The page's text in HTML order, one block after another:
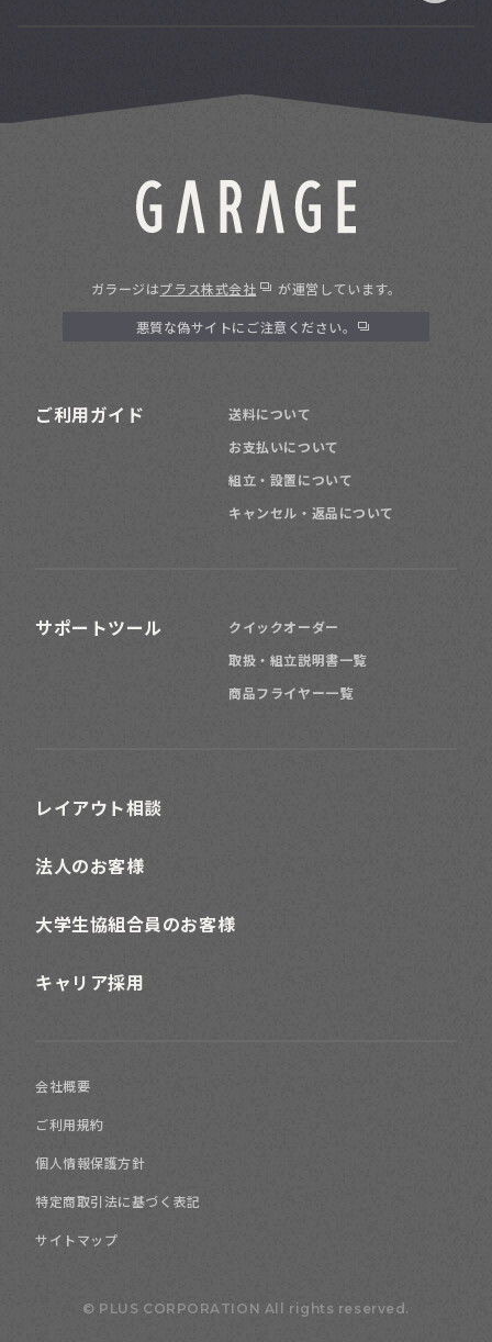
ガラージはプラス株式会社 が運営しています。
悪質な偽サイトにご注意ください。
ご利用ガイド
送料について
お支払いについて
組立・設置について
キャンセル・返品について
サポートツール
クイックオーダー
取扱・組立説明書一覧
商品フライヤー一覧
レイアウト相談
法人のお客様
大学生協組合員のお客様
キャリア採用
会社概要
ご利用規約
個人情報保護方針
特定商取引法に基づく表記
サイトマップ
© PLUS CORPORATION All rights reserved.